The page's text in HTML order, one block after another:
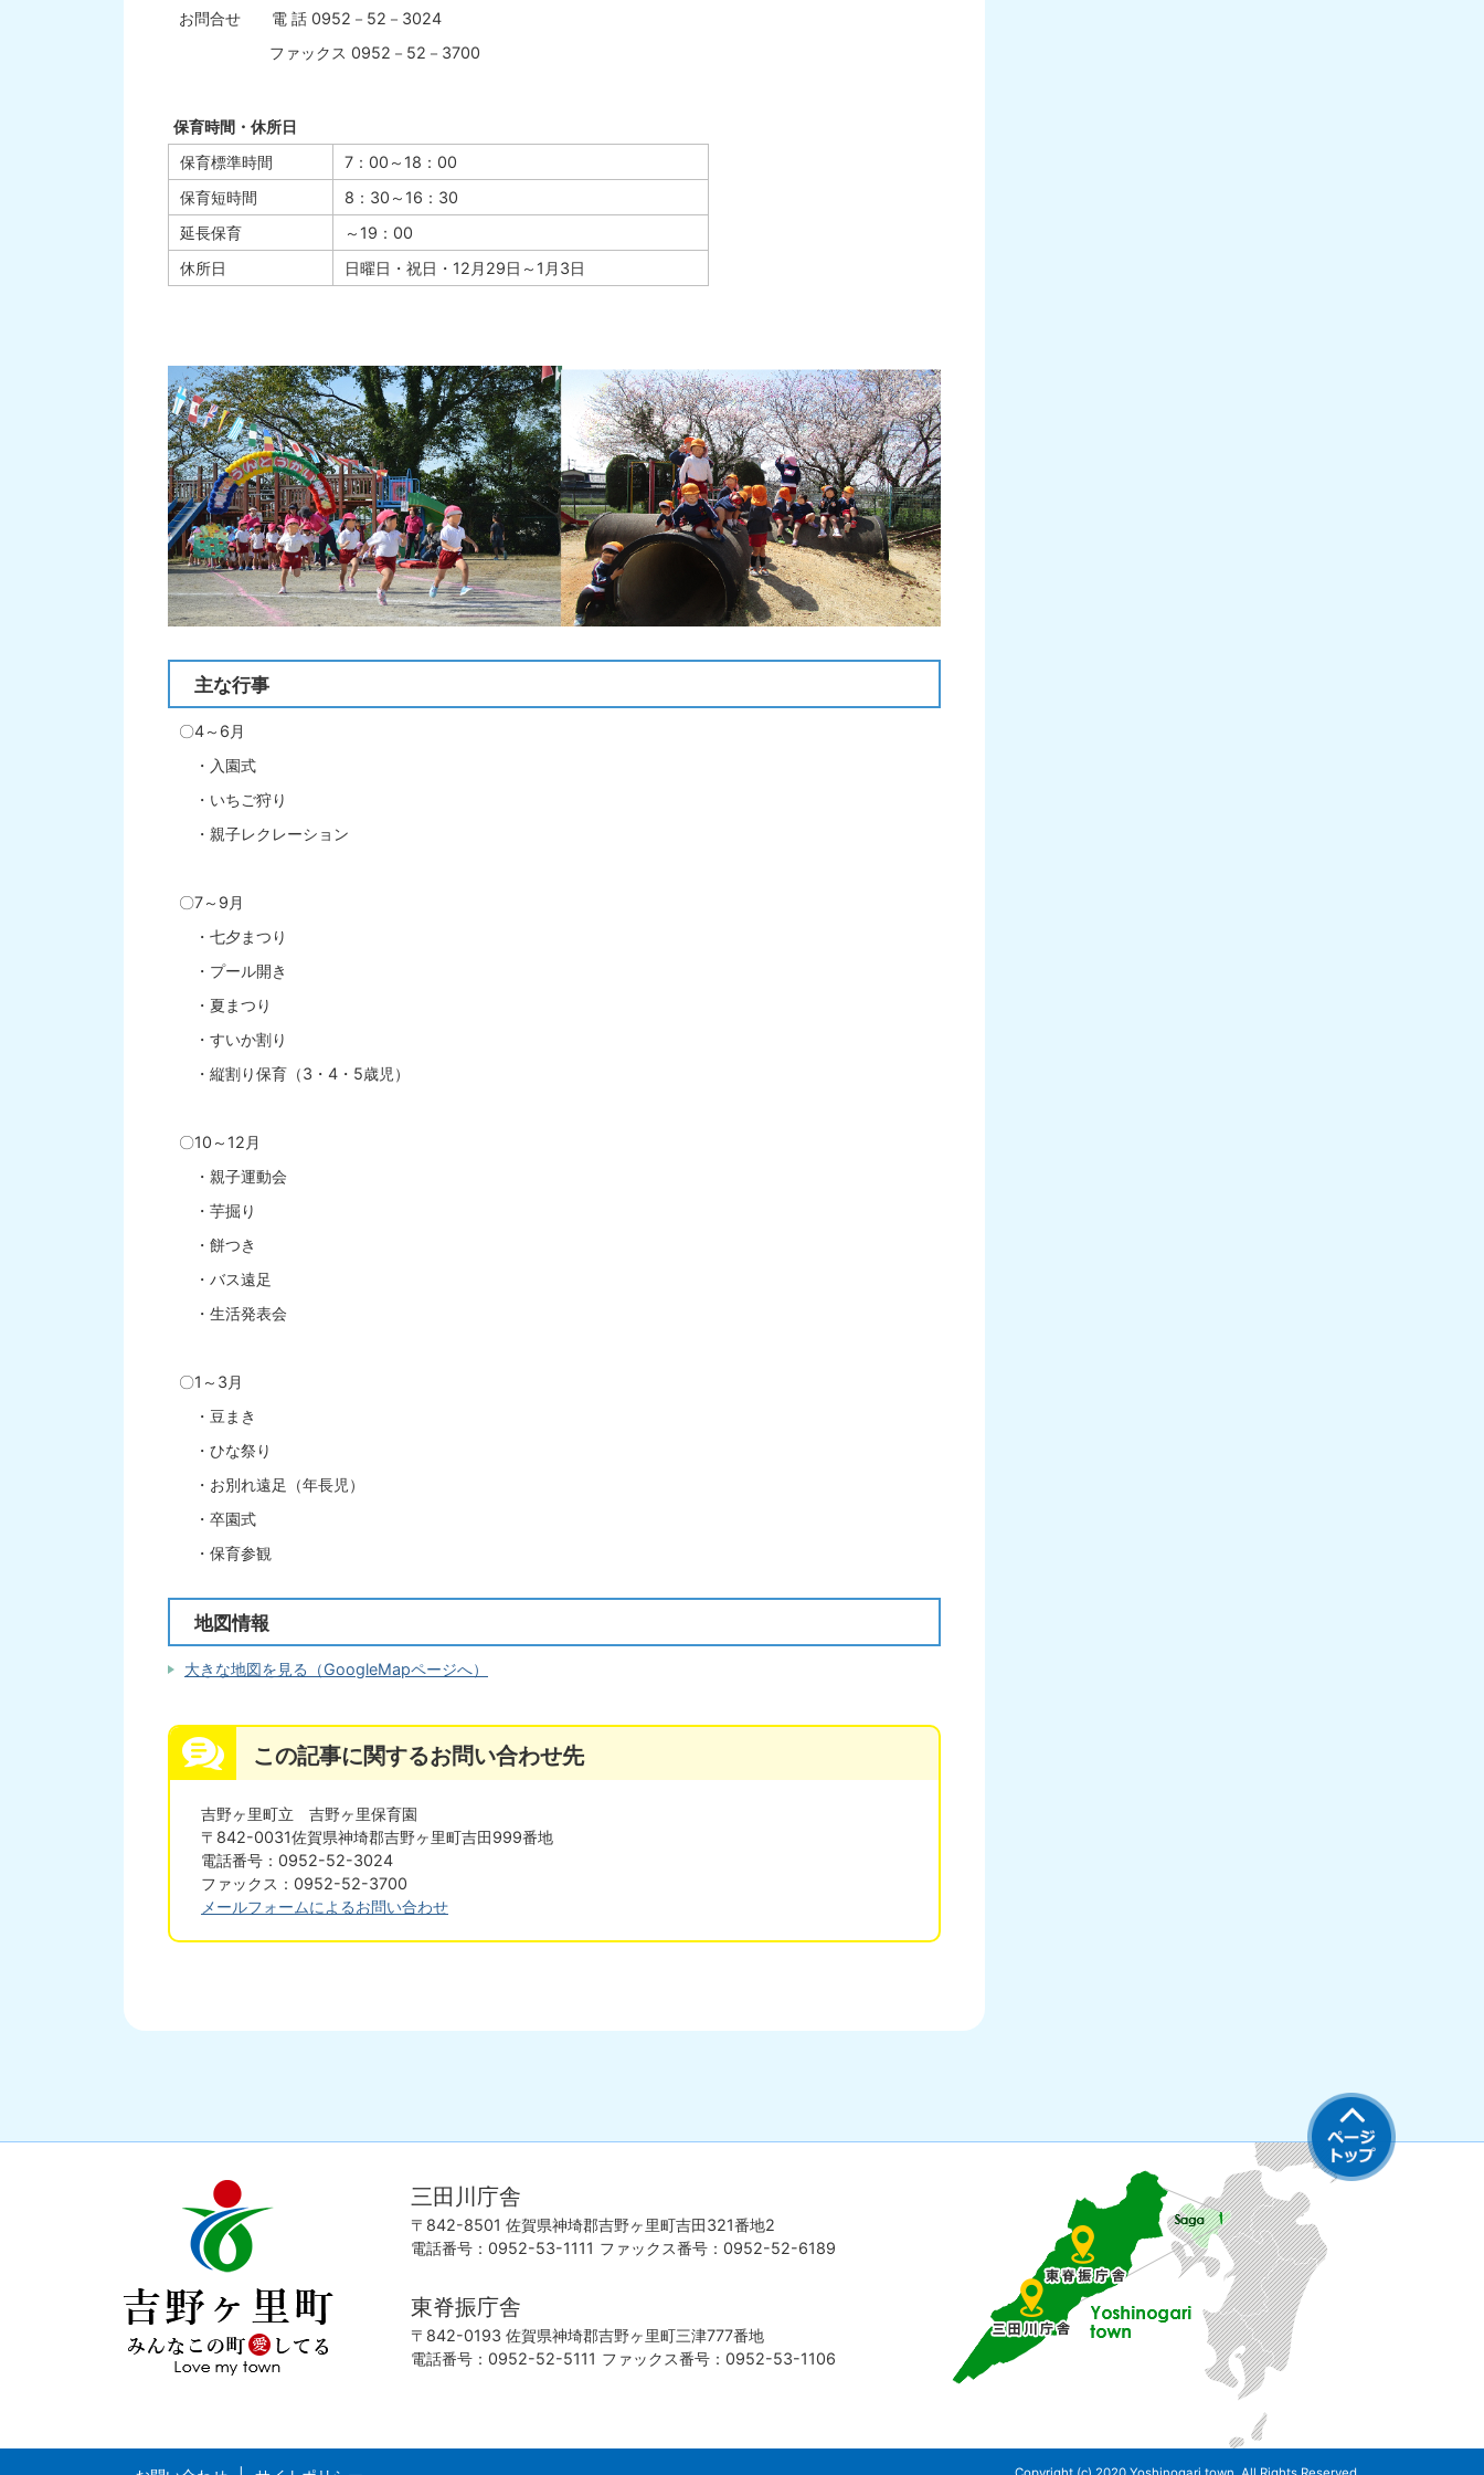
お問合せ 電 話 0952－52－3024
ファックス 0952－52－3700
保育時間・休所日
保育標準時間
7：00～18：00
保育短時間
8：30～16：30
延長保育
～19：00
休所日
日曜日・祝日・12月29日～1月3日
主な行事
〇4～6月
・入園式
・いちご狩り
・親子レクレーション
〇7～9月
・七夕まつり
・プール開き
・夏まつり
・すいか割り
・縦割り保育（3・4・5歳児）
〇10～12月
・親子運動会
・芋掘り
・餅つき
・バス遠足
・生活発表会
〇1～3月
・豆まき
・ひな祭り
・お別れ遠足（年長児）
・卒園式
・保育参観
地図情報
大きな地図を見る（GoogleMapページへ）
この記事に関するお問い合わせ先
吉野ヶ里町立 吉野ヶ里保育園
〒842-0031佐賀県神埼郡吉野ヶ里町吉田999番地
電話番号：0952-52-3024
ファックス：0952-52-3700
メールフォームによるお問い合わせ
町
み
ん
な
愛
し
三田川庁舎
〒842-8501 佐賀県神埼郡吉野ヶ里町吉田321番地2
電話番号：0952-53-1111 ファックス番号：0952-52-6189
東脊振庁舎
〒842-0193 佐賀県神埼郡吉野ヶ里町三津777番地
電話番号：0952-52-5111 ファックス番号：0952-53-1106
る
吉